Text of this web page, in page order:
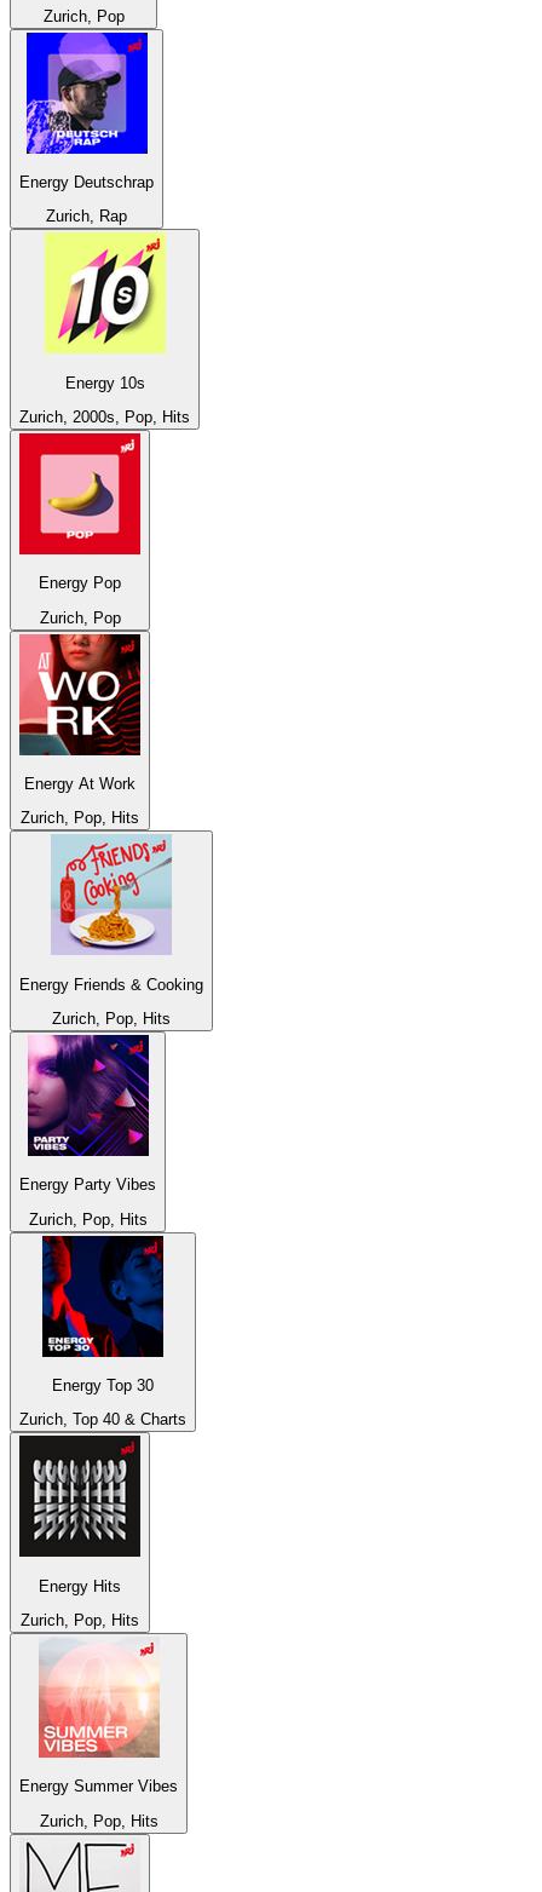
Zurich, Pop
Energy Deutschrap
Zurich, Rap
Energy 10s
Zurich, 2000s, Pop, Hits
Energy Pop
Zurich, Pop
Energy At Work
Zurich, Pop, Hits
Energy Friends & Cooking
Zurich, Pop, Hits
Energy Party Vibes
Zurich, Pop, Hits
Energy Top 30
Zurich, Top 40 & Charts
Energy Hits
Zurich, Pop, Hits
Energy Summer Vibes
Zurich, Pop, Hits